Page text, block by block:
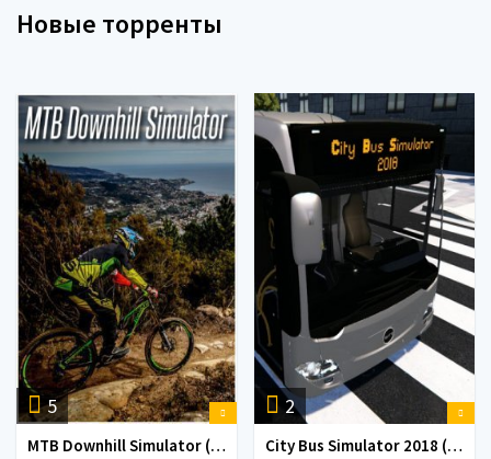
Новые торренты
5
MTB Downhill Simulator (2016)
2
City Bus Simulator 2018 (2018) PC | Лицензия